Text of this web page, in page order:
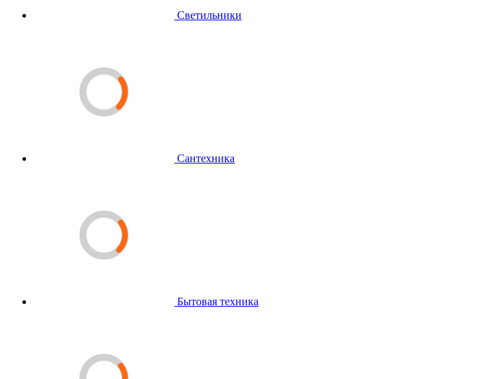
Светильники
Сантехника
Бытовая техника